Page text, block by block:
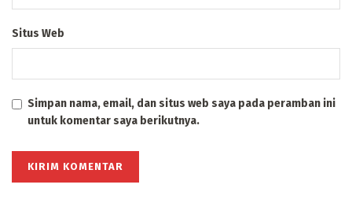
Situs Web
Simpan nama, email, dan situs web saya pada peramban ini
untuk komentar saya berikutnya.